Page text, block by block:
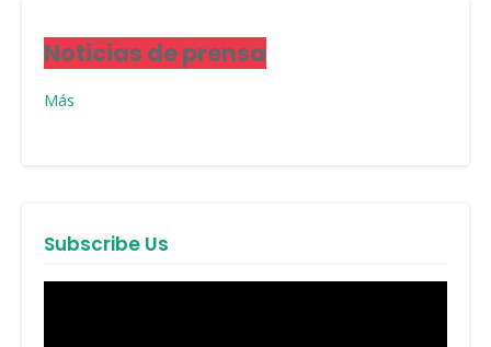
Noticias de prensa
Más
Subscribe Us